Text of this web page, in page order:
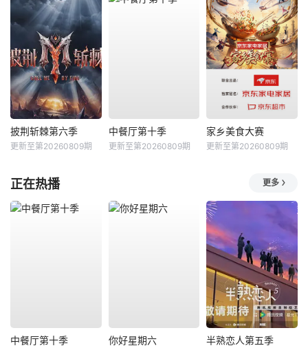
披荆斩棘第六季
更新至第20260809期
中餐厅第十季
更新至第20260809期
家乡美食大赛
更新至第20260809期
正在热播 更多
中餐厅第十季 你好星期六 半熟恋人第五季